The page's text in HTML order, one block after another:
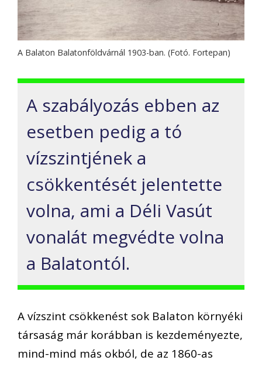
A Balaton Balatonföldvárnál 1903-ban. (Fotó. Fortepan)
A szabályozás ebben az
esetben pedig a tó
vízszintjének a
csökkentését jelentette
volna, ami a Déli Vasút
vonalát megvédte volna
a Balatontól.
A vízszint csökkenést sok Balaton környéki
társaság már korábban is kezdeményezte,
mind-mind más okból, de az 1860-as